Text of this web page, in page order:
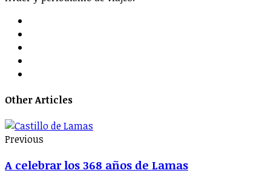
Other Articles
Previous
A celebrar los 368 años de Lamas